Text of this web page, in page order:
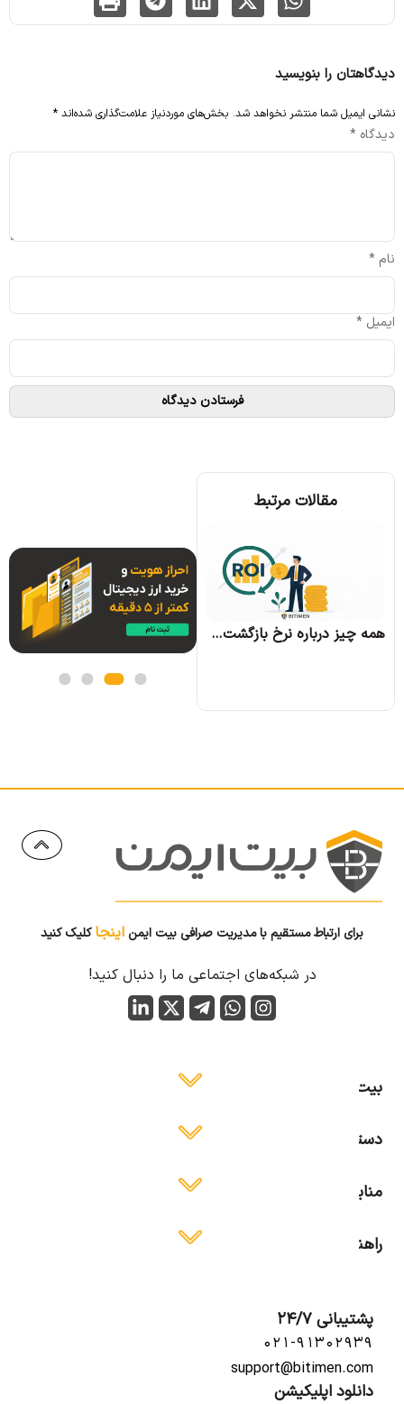
دیدگاهتان را بنویسید
نشانی ایمیل شما منتشر نخواهد شد. بخش‌های موردنیاز علامت‌گذاری شده‌اند *
دیدگاه *
نام *
ایمیل *
مقالات مرتبط
همه چیز درباره نرخ بازگشت سرمایه و نحوه محاسبه آن
برای ارتباط مستقیم با مدیریت صرافی بیت ایمن اینجاکلیک کنید
در شبکه‌های اجتماعی ما را دنبال کنید!
بیت ایمن
دسترسی آسان
منابع آموزشی
راهنمای استفاده
پشتیبانی 24/7
۰۲۱-۹۱۳۰۲۹۳۹
support@bitimen.com
دانلود اپلیکیشن